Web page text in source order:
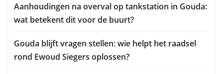
Aanhoudingen na overval op tankstation in Gouda:
wat betekent dit voor de buurt?
Gouda blijft vragen stellen: wie helpt het raadsel
rond Ewoud Siegers oplossen?